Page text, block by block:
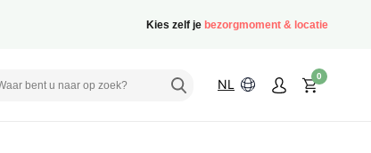
Kies zelf je bezorgmoment & locatie
NL
0